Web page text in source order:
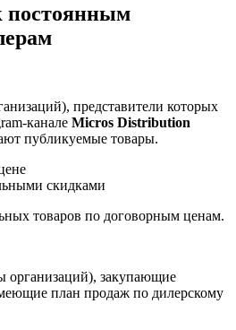
постоянным
представители которых
канале Micros Distribution
публикуемые товары.
скидками
товаров по договорным ценам.
организаций), закупающие
план продаж по дилерскому